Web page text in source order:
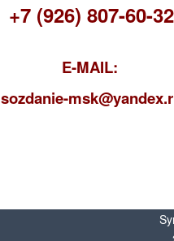
+7 (926) 807-60-32
E-MAIL:
sozdanie-